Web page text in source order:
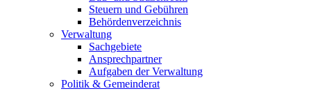
Steuern und Gebühren
Behördenverzeichnis
Verwaltung
Sachgebiete
Ansprechpartner
Aufgaben der Verwaltung
Politik & Gemeinderat